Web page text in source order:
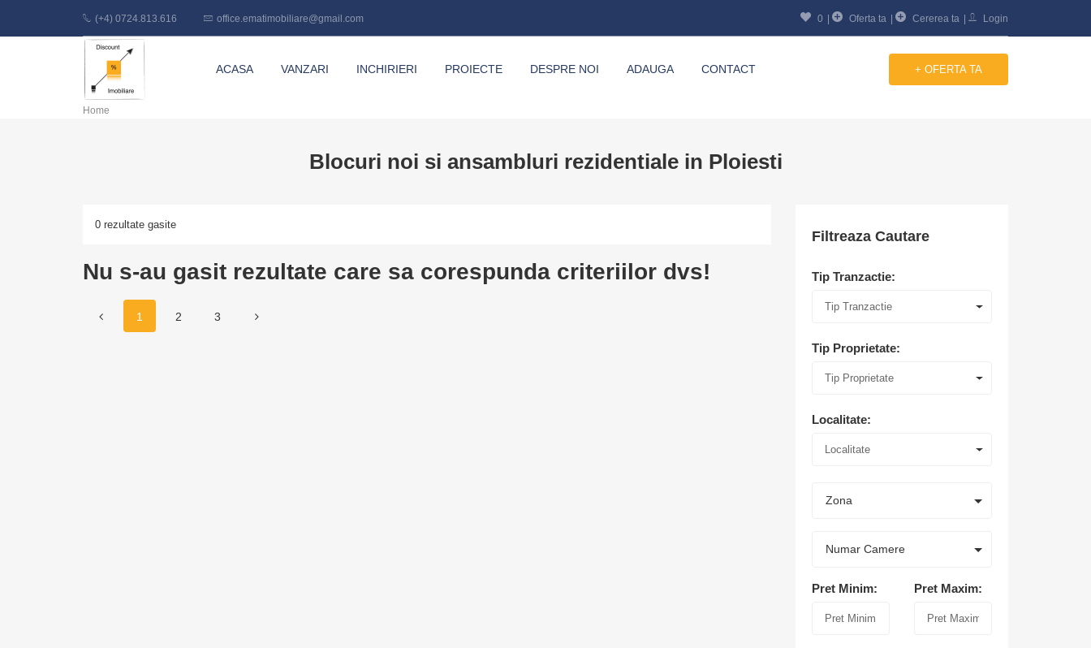
(+4) 0724.813.616 office.ematimobiliare@gmail.com 0 Oferta ta Cererea ta Login
Discount
Imobiliare
ACASA VANZARI INCHIRIERI PROIECTE DESPRE NOI ADAUGA CONTACT + OFERTA TA
Home
Blocuri noi si ansambluri rezidentiale in Ploiesti
0 rezultate gasite
Nu s-au gasit rezultate care sa corespunda criteriilor dvs!
1 2 3
Filtreaza Cautare
Tip Tranzactie:
Tip Tranzactie
Tip Proprietate:
Tip Proprietate
Localitate:
Localitate
Zona
Numar Camere
Pret Minim: Pret Maxim: